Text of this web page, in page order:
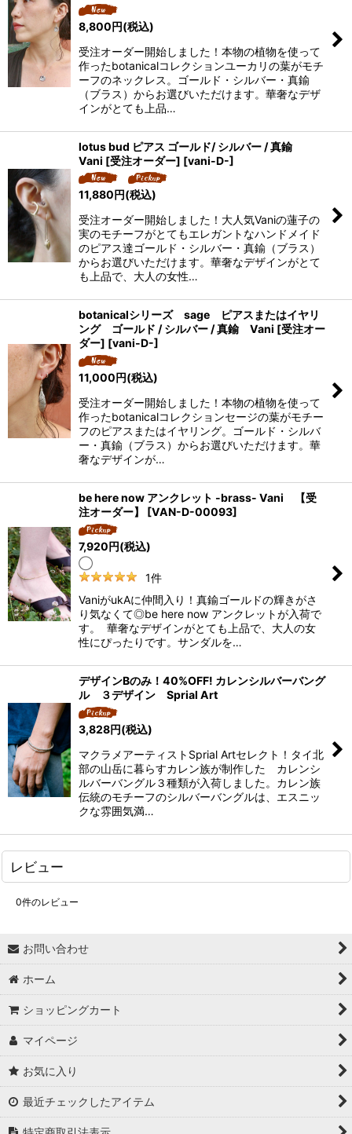
8,800円(税込)
受注オーダー開始しました！本物の植物を使って
作ったbotanicalコレクションユーカリの葉がモチ
ーフのネックレス。ゴールド・シルバー・真鍮
（ブラス）からお選びいただけます。華奢なデザ
インがとても上品…
lotus bud ピアス ゴールド/ シルバー / 真鍮
Vani [受注オーダー] [vani-D-]
11,880円(税込)
受注オーダー開始しました！大人気Vaniの蓮子の
実のモチーフがとてもエレガントなハンドメイド
のピアス達ゴールド・シルバー・真鍮（ブラス）
からお選びいただけます。華奢なデザインがとて
も上品で、大人の女性…
botanicalシリーズ sage ピアスまたはイヤリ
ング ゴールド / シルバー / 真鍮 Vani [受注オー
ダー] [vani-D-]
11,000円(税込)
受注オーダー開始しました！本物の植物を使って
作ったbotanicalコレクションセージの葉がモチー
フのピアスまたはイヤリング。ゴールド・シルバ
ー・真鍮（ブラス）からお選びいただけます。華
奢なデザインが…
be here now アンクレット -brass- Vani 【受
注オーダー】
[VAN-D-00093]
7,920円(税込)
◯
1件
VaniがukAに仲間入り！真鍮ゴールドの輝きがさ
り気なくて◎be here now アンクレットが入荷で
す。 華奢なデザインがとても上品で、大人の女
性にぴったりです。サンダルを…
デザインBのみ！40%OFF! カレンシルバーバング
ル ３デザイン Sprial Art
3,828円(税込)
マクラメアーティストSprial Artセレクト！タイ北
部の山岳に暮らすカレン族が制作した カレンシ
ルバーバングル３種類が入荷しました。カレン族
伝統のモチーフのシルバーバングルは、エスニッ
クな雰囲気満…
レビュー
0件のレビュー
お問い合わせ
ホーム
ショッピングカート
マイページ
お気に入り
最近チェックしたアイテム